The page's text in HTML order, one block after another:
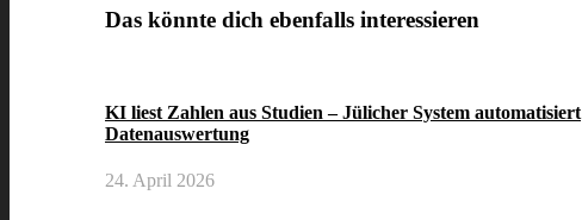
Das könnte dich ebenfalls interessieren
KI liest Zahlen aus Studien – Jülicher System automatisiert
Datenauswertung
24. April 2026